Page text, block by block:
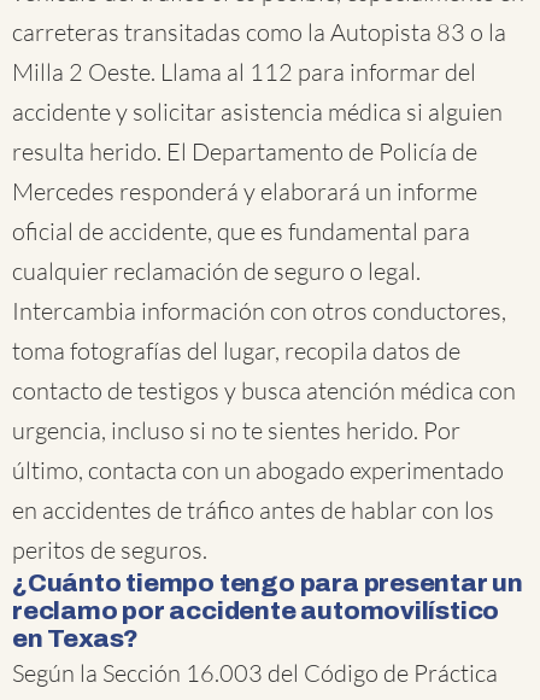
carreteras transitadas como la Autopista 83 o la
Milla 2 Oeste. Llama al 112 para informar del
accidente y solicitar asistencia médica si alguien
resulta herido. El Departamento de Policía de
Mercedes responderá y elaborará un informe
oficial de accidente, que es fundamental para
cualquier reclamación de seguro o legal.
Intercambia información con otros conductores,
toma fotografías del lugar, recopila datos de
contacto de testigos y busca atención médica con
urgencia, incluso si no te sientes herido. Por
último, contacta con un abogado experimentado
en accidentes de tráfico antes de hablar con los
peritos de seguros.
¿Cuánto tiempo tengo para presentar un
reclamo por accidente automovilístico
en Texas?
Según la Sección 16.003 del Código de Práctica